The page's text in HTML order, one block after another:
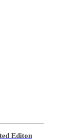
Editon